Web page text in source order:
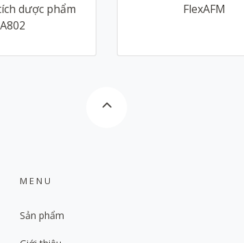
dược phẩm
FlexAFM
MENU
Sản phẩm